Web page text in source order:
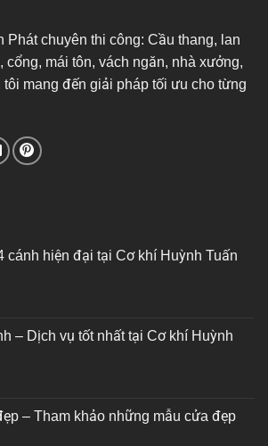
Phát chuyên thi công: Cầu thang, lan
cổng, mái tôn, vách ngăn, nhà xưởng,
tôi mang đến giải pháp tối ưu cho từng
cánh hiện đại tại Cơ khí Huỳnh Tuấn
– Dịch vụ tốt nhất tại Cơ khí Huỳnh
– Tham khảo những mẫu cửa đẹp